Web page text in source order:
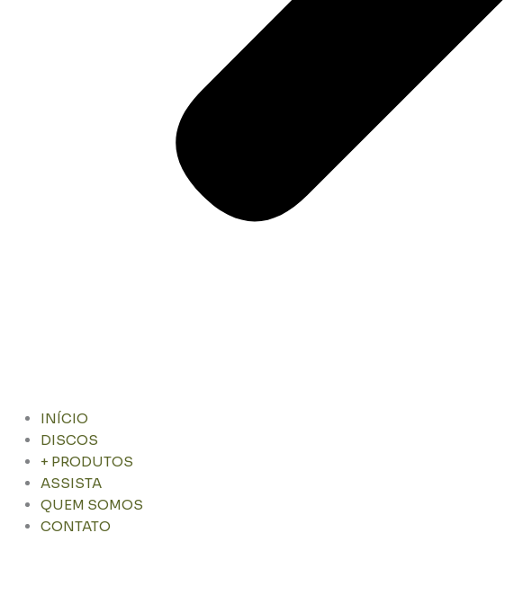
INÍCIO
DISCOS
+ PRODUTOS
ASSISTA
QUEM SOMOS
CONTATO